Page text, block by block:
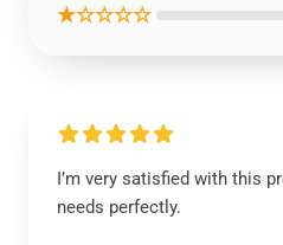
★☆☆☆☆
I’m very satisfied with this
needs perfectly.